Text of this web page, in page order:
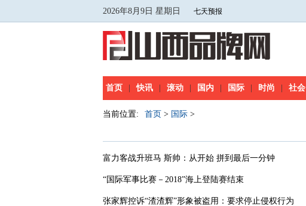
2026年8月9日 星期日
首页 快讯 滚动 国内 国际 时尚 社会
当前位置: 首页 > 国际 >
富力客战升班马 斯帅：从开始 拼到最后一分钟
“国际军事比赛－2018”海上登陆赛结束
张家辉控诉“渣渣辉”形象被盗用：要求停止侵权行为